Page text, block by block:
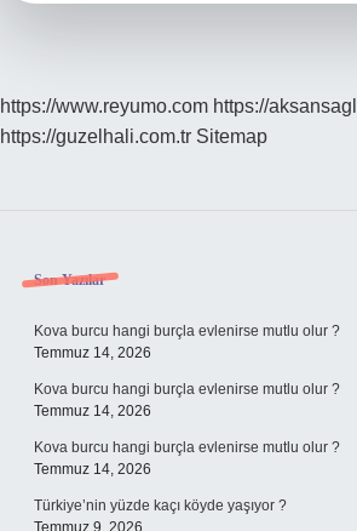
https://www.reyumo.com https://
https://guzelhali.com.tr Sitemap
Sidebar
Son Yazılar
Kova burcu hangi burçla evlenirse mutlu olur ?
Temmuz 14, 2026
Kova burcu hangi burçla evlenirse mutlu olur ?
Temmuz 14, 2026
Kova burcu hangi burçla evlenirse mutlu olur ?
Temmuz 14, 2026
Türkiye’nin yüzde kaçı köyde yaşıyor ?
Temmuz 9, 2026